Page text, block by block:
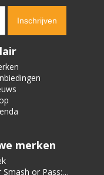
merken
Smash or Pass: